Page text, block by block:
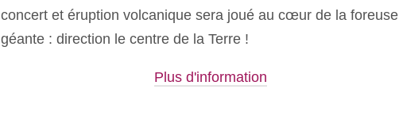
concert et éruption volcanique sera joué au cœur de la foreuse
géante : direction le centre de la Terre !
Plus d'information